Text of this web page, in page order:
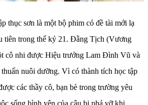
thục sơn là một bộ phim có đề tài mới lạ
tiên trong thế kỷ 21. Đằng Tịch (Vương
cô nhi được Hiệu trưởng Lam Đình Vũ và
nuôi dưỡng. Vì có thành tích học tập
các thầy cô, bạn bè trong trường yêu
sống bình yên của cậu bị phá vỡ khi